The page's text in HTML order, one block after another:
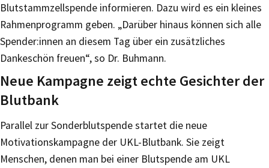
Blutstammzellspende informieren. Dazu wird es ein kleines
Rahmenprogramm geben. „Darüber hinaus können sich alle
Spender:innen an diesem Tag über ein zusätzliches
Dankeschön freuen“, so Dr. Buhmann.
Neue Kampagne zeigt echte Gesichter der
Blutbank
Parallel zur Sonderblutspende startet die neue
Motivationskampagne der UKL-Blutbank. Sie zeigt
Menschen, denen man bei einer Blutspende am UKL